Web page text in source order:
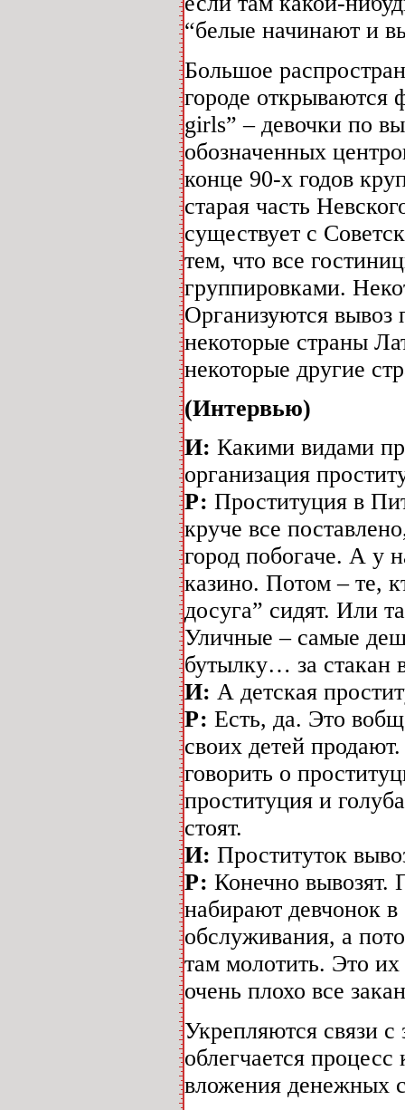
“белые начинают и
Большое
городе открываются
girls” – девочки по
обозначенных
конце 90-х годов
старая часть
существует с
тем, что все
группировками.
Организуются
некоторые страны
некоторые другие
(Интервью)
И: Какими видами
организация
Р: Проституция в
круче все
город побогаче. А у
казино. Потом – те,
досуга” сидят. Или
Уличные – самые
бутылку… за стакан
И: А детская
Р: Есть, да. Это
своих детей
говорить о
проституция и
стоят.
И: Проституток
Р: Конечно вывозят.
набирают девчонок
обслуживания, а
там молотить. Это их
очень плохо все
Укрепляются связи
облегчается
вложения денежных